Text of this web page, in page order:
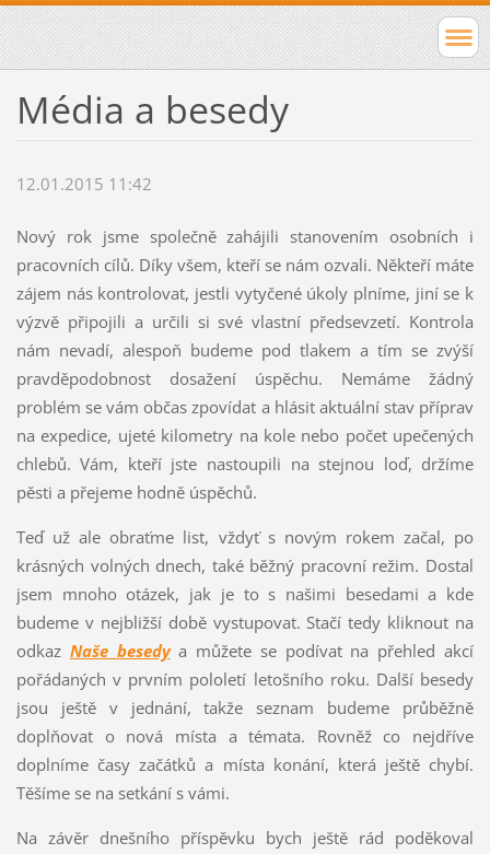
Média a besedy
12.01.2015 11:42
Nový rok jsme společně zahájili stanovením osobních i
pracovních cílů. Díky všem, kteří se nám ozvali. Někteří máte
zájem nás kontrolovat, jestli vytyčené úkoly plníme, jiní se k
výzvě připojili a určili si své vlastní předsevzetí. Kontrola
nám nevadí, alespoň budeme pod tlakem a tím se zvýší
pravděpodobnost dosažení úspěchu. Nemáme žádný
problém se vám občas zpovídat a hlásit aktuální stav příprav
na expedice, ujeté kilometry na kole nebo počet upečených
chlebů. Vám, kteří jste nastoupili na stejnou loď, držíme
pěsti a přejeme hodně úspěchů.
Teď už ale obraťme list, vždyť s novým rokem začal, po
krásných volných dnech, také běžný pracovní režim. Dostal
jsem mnoho otázek, jak je to s našimi besedami a kde
budeme v nejbližší době vystupovat. Stačí tedy kliknout na
odkaz Naše besedya můžete se podívat na přehled akcí
pořádaných v prvním pololetí letošního roku. Další besedy
jsou ještě v jednání, takže seznam budeme průběžně
doplňovat o nová místa a témata. Rovněž co nejdříve
doplníme časy začátků a místa konání, která ještě chybí.
Těšíme se na setkání s vámi.
Na závěr dnešního příspěvku bych ještě rád poděkoval